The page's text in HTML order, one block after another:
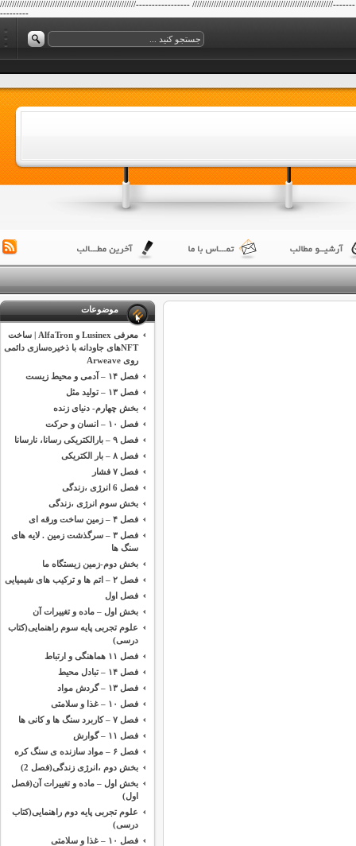
/////////////////////////////////////////////////////////----------------- ///////////////////////////////////////////////////////////-------
---------
موضوعات
معرفی Lusinex و AlfaTron | ساخت
NFTهای جاودانه با ذخیره‌سازی دائمی
روی Arweave
فصل ۱۴ – آدمی و محیط زیست
فصل ۱۳ – تولید مثل
بخش چهارم- دنیای زنده
فصل ۱۰ – انسان و حرکت
فصل ۹ – بارالکتریکی رسانا، نارسانا
فصل ۸ – بار الکتریکی
فصل ۷ فشار
فصل 6 انرژی ،‌زندگی
بخش سوم انرژی ،‌زندگی
فصل ۴ – زمین ساخت ورقه ای
فصل ۳ – سرگذشت زمین . لایه های
سنگ ها
بخش دوم-زمین زیستگاه ما
فصل ۲ – اتم ها و ترکیب های شیمیایی
فصل اول
بخش اول – ماده و تغییرات آن
علوم تجربی پایه سوم راهنمایی(کتاب
درسی)
فصل ۱۱ هماهنگی و ارتباط
فصل ۱۴ – تبادل محیط
فصل ۱۳ – گردش مواد
فصل ۱۰ – غذا و سلامتی
فصل ۷ – کاربرد سنگ ها و کانی ها
فصل ۱۱ – گوارش
فصل ۶ – مواد سازنده ی سنگ کره
بخش دوم ،‌انرژی زندگی(فصل 2)
بخش اول – ماده و تغییرات آن(فصل
اول)
علوم تجربی پایه دوم راهنمایی(کتاب
درسی)
فصل ۱۰ – غذا و سلامتی